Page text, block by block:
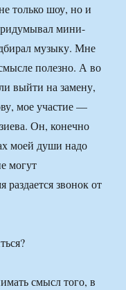
только шоу, но и
мини-
музыку. Мне
полезно. А во
выйти на замену,
мое участие —
Он, конечно
моей души надо
могут
раздается звонок от
смысл того, в